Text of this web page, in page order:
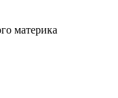
материка